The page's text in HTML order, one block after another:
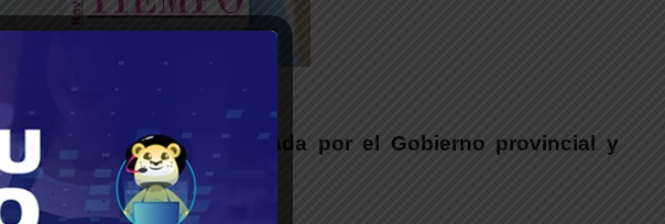
de conectividad impulsada por el Gobierno provincial y